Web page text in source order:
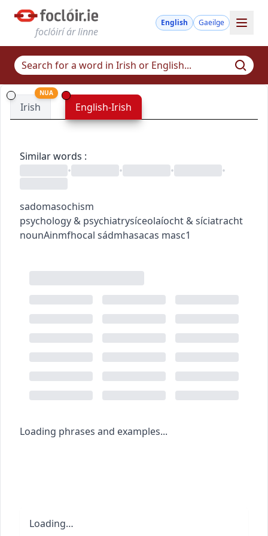
foclóirí ár linne
English Gaeilge
Irish
NUA
English-Irish
Similar words :
•
• • •
sadomasochism
psychology & psychiatrysíceolaíocht & síciatracht
nounAinmfhocal sádmhasacas masc1
Loading phrases and examples...
Loading…